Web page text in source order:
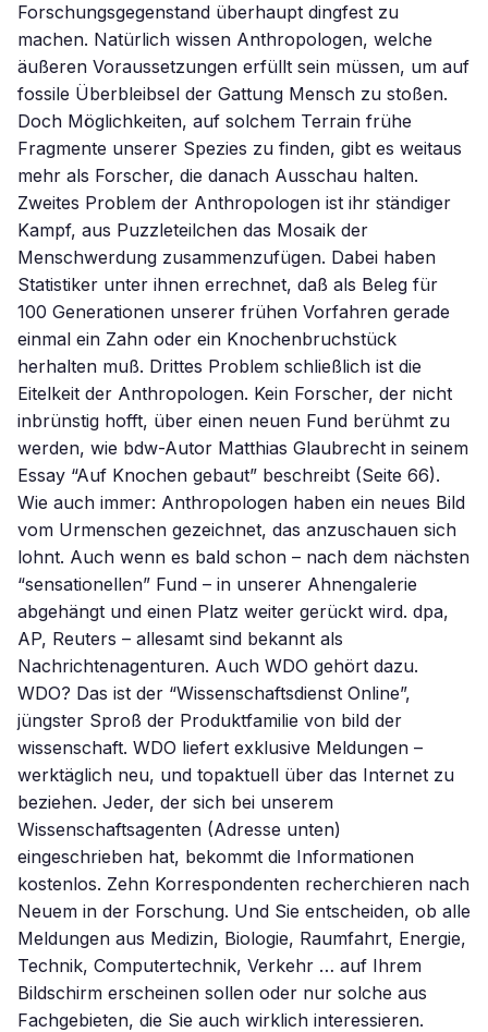
Forschungsgegenstand überhaupt dingfest zu
machen. Natürlich wissen Anthropologen, welche
äußeren Voraussetzungen erfüllt sein müssen, um auf
fossile Überbleibsel der Gattung Mensch zu stoßen.
Doch Möglichkeiten, auf solchem Terrain frühe
Fragmente unserer Spezies zu finden, gibt es weitaus
mehr als Forscher, die danach Ausschau halten.
Zweites Problem der Anthropologen ist ihr ständiger
Kampf, aus Puzzleteilchen das Mosaik der
Menschwerdung zusammenzufügen. Dabei haben
Statistiker unter ihnen errechnet, daß als Beleg für
100 Generationen unserer frühen Vorfahren gerade
einmal ein Zahn oder ein Knochenbruchstück
herhalten muß. Drittes Problem schließlich ist die
Eitelkeit der Anthropologen. Kein Forscher, der nicht
inbrünstig hofft, über einen neuen Fund berühmt zu
werden, wie bdw-Autor Matthias Glaubrecht in seinem
Essay “Auf Knochen gebaut” beschreibt (Seite 66).
Wie auch immer: Anthropologen haben ein neues Bild
vom Urmenschen gezeichnet, das anzuschauen sich
lohnt. Auch wenn es bald schon – nach dem nächsten
“sensationellen” Fund – in unserer Ahnengalerie
abgehängt und einen Platz weiter gerückt wird. dpa,
AP, Reuters – allesamt sind bekannt als
Nachrichtenagenturen. Auch WDO gehört dazu.
WDO? Das ist der “Wissenschaftsdienst Online”,
jüngster Sproß der Produktfamilie von bild der
wissenschaft. WDO liefert exklusive Meldungen –
werktäglich neu, und topaktuell über das Internet zu
beziehen. Jeder, der sich bei unserem
Wissenschaftsagenten (Adresse unten)
eingeschrieben hat, bekommt die Informationen
kostenlos. Zehn Korrespondenten recherchieren nach
Neuem in der Forschung. Und Sie entscheiden, ob alle
Meldungen aus Medizin, Biologie, Raumfahrt, Energie,
Technik, Computertechnik, Verkehr … auf Ihrem
Bildschirm erscheinen sollen oder nur solche aus
Fachgebieten, die Sie auch wirklich interessieren.